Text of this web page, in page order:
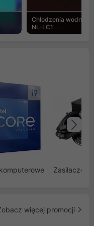
Chłodzenia wodne
NL-LC1
Zasilacze
więcej promocji